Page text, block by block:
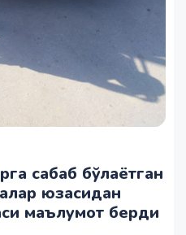
сабаб бўлаётган
юзасидан
маълумот берди